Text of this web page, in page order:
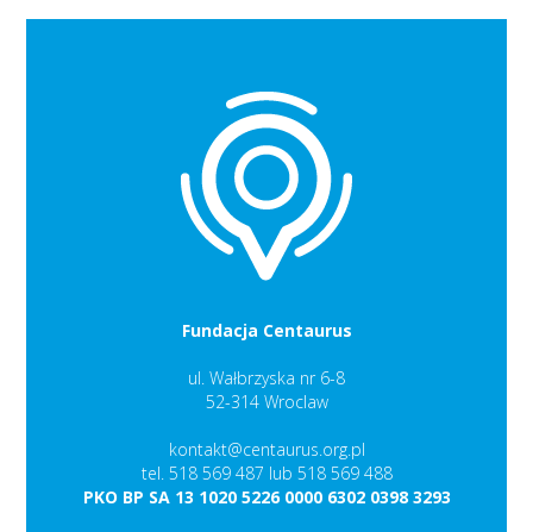
Fundacja Centaurus
ul. Wałbrzyska nr 6-8
52-314 Wroclaw
kontakt@centaurus.org.pl
tel. 518 569 487 lub 518 569 488
PKO BP SA 13 1020 5226 0000 6302 0398 3293